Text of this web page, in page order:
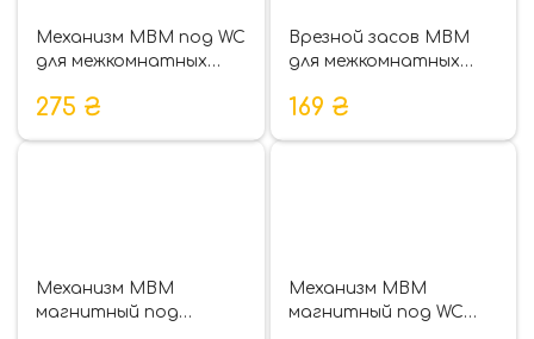
Механизм МВМ под WC
для межкомнатных
275 ₴
Врезной засов МВМ
для межкомнатных
169 ₴
Механизм МВМ
магнитный под
Механизм МВМ
магнитный под WC